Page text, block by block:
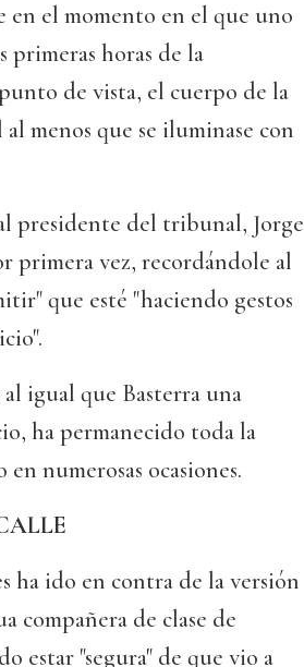
en el momento en el que uno
primeras horas de la
de vista, el cuerpo de la
menos que se iluminase con
presidente del tribunal, Jorge
primera vez, recordándole al
que esté "haciendo gestos
igual que Basterra una
ha permanecido toda la
numerosas ocasiones.
ha ido en contra de la versión
compañera de clase de
estar "segura" de que vio a